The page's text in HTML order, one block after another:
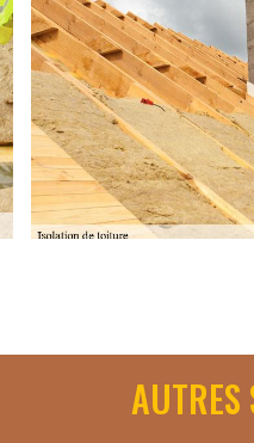
de votre budget. Il est
ce soit par l'intérieur ou par
disposition, notamment la
AUTRES